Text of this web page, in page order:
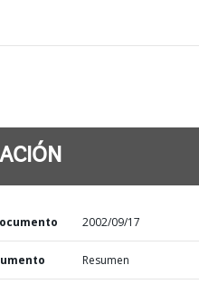
2002/09/17
Resumen